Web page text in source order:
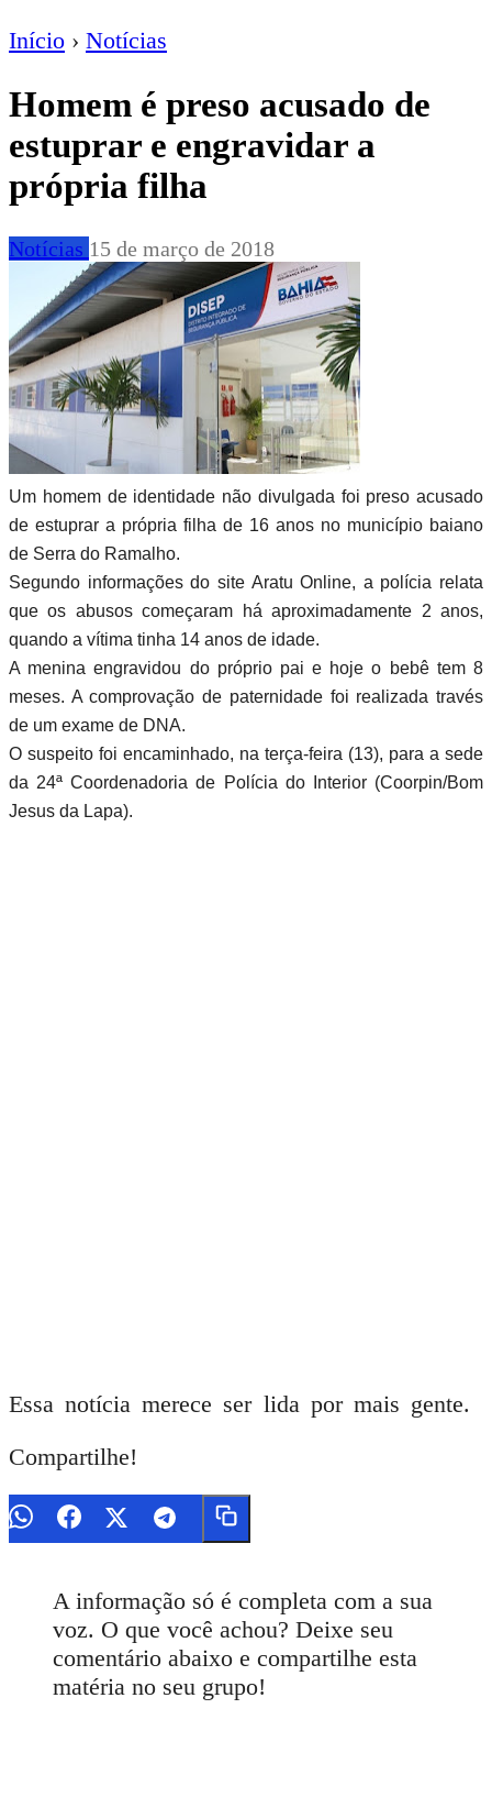
Início › Notícias
Homem é preso acusado de
estuprar e engravidar a
própria filha
Notícias 15 de março de 2018
Um homem de identidade não divulgada foi preso acusado
de estuprar a própria filha de 16 anos no município baiano
de Serra do Ramalho.
Segundo informações do site Aratu Online, a polícia relata
que os abusos começaram há aproximadamente 2 anos,
quando a vítima tinha 14 anos de idade.
A menina engravidou do próprio pai e hoje o bebê tem 8
meses. A comprovação de paternidade foi realizada través
de um exame de DNA.
O suspeito foi encaminhado, na terça-feira (13), para a sede
da 24ª Coordenadoria de Polícia do Interior (Coorpin/Bom
Jesus da Lapa).
Essa notícia merece ser lida por mais gente.
Compartilhe!
A informação só é completa com a sua
voz. O que você achou? Deixe seu
comentário abaixo e compartilhe esta
matéria no seu grupo!